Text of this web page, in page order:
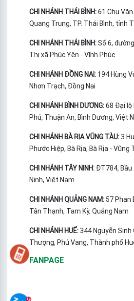
CHI NHÁNH THÁI BÌNH:61 Chu
Quang Trung, TP. Thái Bình, tỉnh
CHI NHÁNH THÁI BÌNH:Số 6,
Thị xã Phúc Yên - Vĩnh Phúc
CHI NHÁNH ĐỒNG NAI: 194 Hùng
Nhơn Trạch, Đồng Nai
CHI NHÁNH BÌNH DƯƠNG:68 Đại lộ
Phú, Thuận An, Bình Dương, Việt
CHI NHÁNH BÀ RỊA VŨNG TÀU:3
Phước Hiệp, Bà Rịa, Bà Rịa - Vũng
CHI NHÁNH TÂY NINH: ĐT784, Bầu
Ninh, Việt Nam
CHI NHÁNH QUẢNG NAM: 57 Phan
Tân Thạnh, Tam Kỳ, Quảng Nam
CHI NHÁNH HUẾ:344 Nguyễn Sinh
Thượng, Phú Vang, Thành phố
FANPAGE